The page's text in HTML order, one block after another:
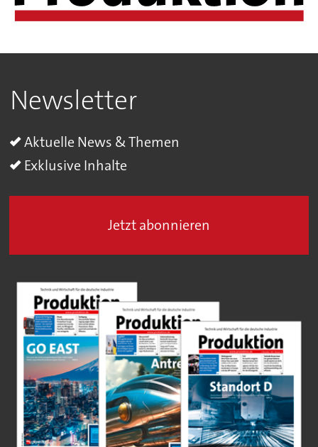
Newsletter
Aktuelle News & Themen
Exklusive Inhalte
Jetzt abonnieren